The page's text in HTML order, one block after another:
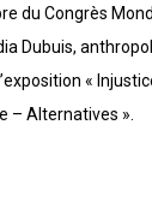
du Congrès
Dubuis,
«
– Alternatives ».